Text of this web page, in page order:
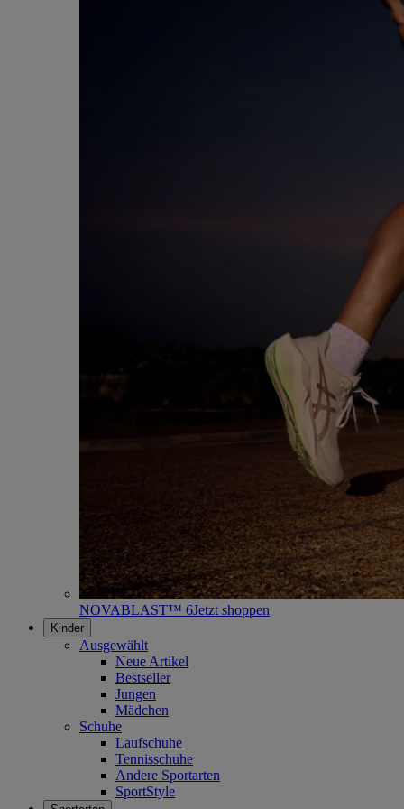
NOVABLAST™ 6Jetzt shoppen
Kinder
Ausgewählt
Neue Artikel
Bestseller
Jungen
Mädchen
Schuhe
Laufschuhe
Tennisschuhe
Andere Sportarten
SportStyle